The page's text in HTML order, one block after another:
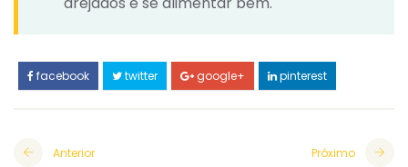
facebook twitter google+ pinterest
Anterior Próximo